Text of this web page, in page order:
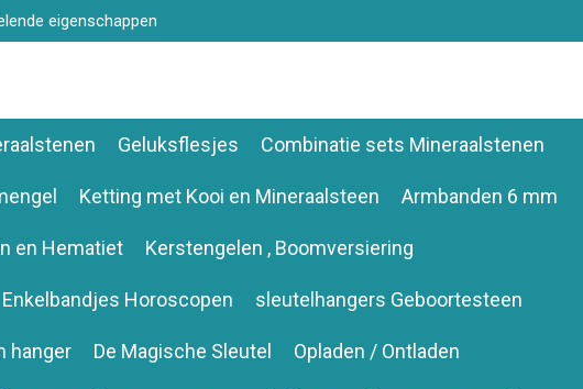
eigenschappen
Geluksflesjes Combinatie sets Mineraalstenen
Ketting met Kooi en Mineraalsteen Armbanden 6 mm
en Hematiet Kerstengelen , Boomversiering
Enkelbandjes Horoscopen sleutelhangers Geboortesteen
hanger De Magische Sleutel Opladen / Ontladen